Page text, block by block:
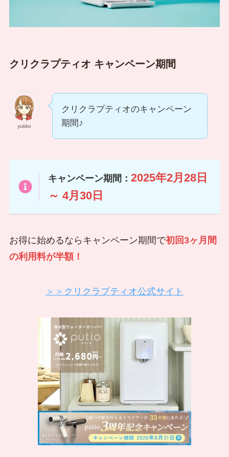
クリクラプティオ キャンペーン期間
yukko
クリクラプティオのキャンペーン
期間♪
キャンペーン期間：2025年2月28日
～ 4月30日
お得に始めるならキャンペーン期間で初回3ヶ月間
の利用料が半額！
＞＞クリクラプティオ公式サイト